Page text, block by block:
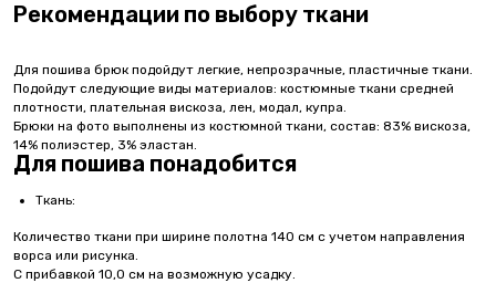
Рекомендации по выбору ткани
Для пошива брюк подойдут легкие, непрозрачные, пластичные ткани.
Подойдут следующие виды материалов: костюмные ткани средней
плотности, плательная вискоза, лен, модал, купра.
Брюки на фото выполнены из костюмной ткани, состав: 83% вискоза,
14% полиэстер, 3% эластан.
Для пошива понадобится
Ткань:
Количество ткани при ширине полотна 140 см с учетом направления
ворса или рисунка.
С прибавкой 10,0 см на возможную усадку.